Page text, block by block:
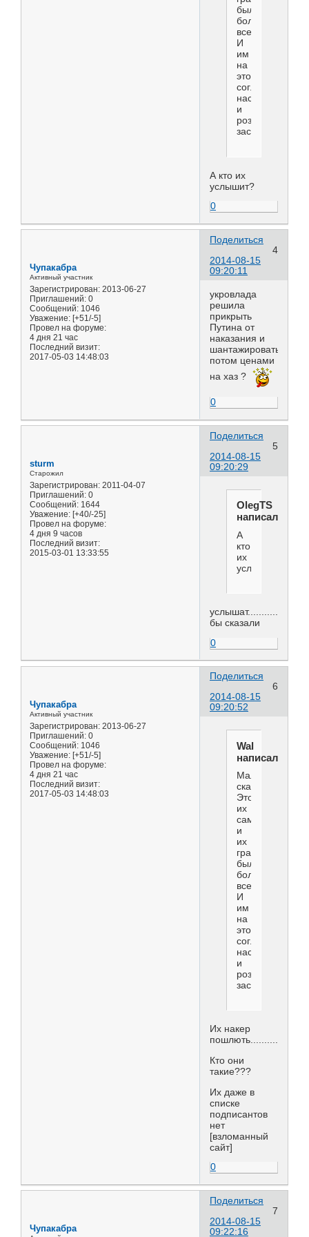
было
больше
всех.
И
им
на
это
соглашения
насрать
и
розами
засыпать.
А кто их
услышит?
0
Поделиться
4
2014-08-15
09:20:11
Чупакабра
Активный участник
Зарегистрирован: 2013-06-27
Приглашений: 0
Сообщений: 1046
Уважение: [+51/-5]
Провел на форуме:
4 дня 21 час
Последний визит:
2017-05-03 14:48:03
укровлада
решила
прикрыть
Путина от
наказания и
шантажировать
потом ценами
на хаз ?
0
Поделиться
5
2014-08-15
09:20:29
sturm
Старожил
Зарегистрирован: 2011-04-07
Приглашений: 0
Сообщений: 1644
Уважение: [+40/-25]
Провел на форуме:
4 дня 9 часов
Последний визит:
2015-03-01 13:33:55
OlegTS
написал(а):
А
кто
их
услышит?
бы сказали
0
Поделиться
6
2014-08-15
09:20:52
Чупакабра
Активный участник
Зарегистрирован: 2013-06-27
Приглашений: 0
Сообщений: 1046
Уважение: [+51/-5]
Провел на форуме:
4 дня 21 час
Последний визит:
2017-05-03 14:48:03
Wal
написал(а):
Малайзия
скажет.
Это
их
самолет
и
их
граждан
было
больше
всех.
И
им
на
это
соглашения
насрать
и
розами
засыпать.
Их накер
пошлють...........
Кто они
такие???
Их даже в
списке
подписантов
нет
[взломанный
сайт]
0
Поделиться
7
2014-08-15
09:22:16
Чупакабра